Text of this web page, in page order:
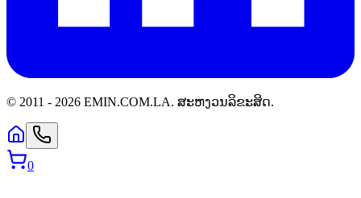
© 2011 - 2026 EMIN.COM.LA. ສະຫງວນລິຂະສິດ.
0